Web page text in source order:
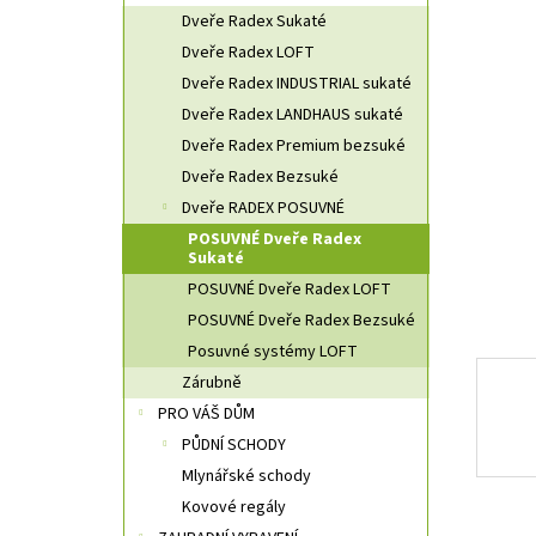
Dveře Radex Sukaté
Dveře Radex LOFT
Dveře Radex INDUSTRIAL sukaté
Dveře Radex LANDHAUS sukaté
Dveře Radex Premium bezsuké
Dveře Radex Bezsuké
Dveře RADEX POSUVNÉ
POSUVNÉ Dveře Radex
Sukaté
POSUVNÉ Dveře Radex LOFT
POSUVNÉ Dveře Radex Bezsuké
Posuvné systémy LOFT
Zárubně
PRO VÁŠ DŮM
PŮDNÍ SCHODY
Mlynářské schody
Kovové regály